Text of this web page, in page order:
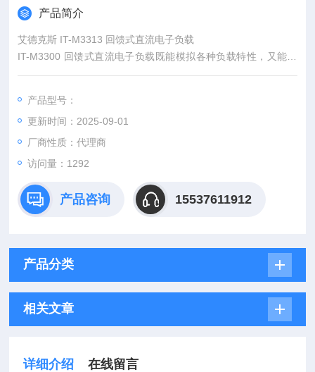
产品简介
艾德克斯 IT-M3313 回馈式直流电子负载
IT-M3300 回馈式直流电子负载既能模拟各种负载特性，又能将
电能无污染的回馈电网。采用高功率密度设计，½U的体积内可
的不同电流功率的测试需求。同时具备高精度的输出和量测，并
且针对测试做了多项安全设计，适合用于各种类型电池放电、多
通道电源、半导体老化等多个测试领域。
产品型号：
更新时间：2025-09-01
厂商性质：代理商
访问量：1292
产品咨询 15537611912
产品分类
相关文章
详细介绍 在线留言